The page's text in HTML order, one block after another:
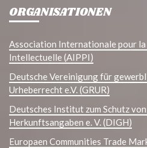
ORGANISATIONEN
Association Internationale pour
Intellectuelle (AIPPI)
Deutsche Vereinigung für
Urheberrecht e.V. (GRUR)
Deutsches Institut zum Schutz
Herkunftsangaben e. V. (DIGH)
Europaen Communities Trade